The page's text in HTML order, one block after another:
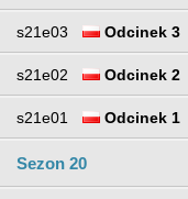
s21e03 Odcinek 3
s21e02 Odcinek 2
s21e01 Odcinek 1
Sezon 20